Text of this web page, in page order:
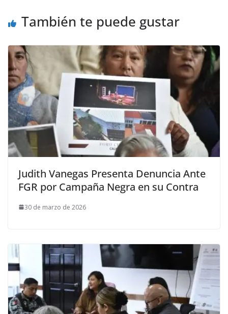
También te puede gustar
Judith Vanegas Presenta Denuncia Ante
FGR por Campaña Negra en su Contra
30 de marzo de 2026